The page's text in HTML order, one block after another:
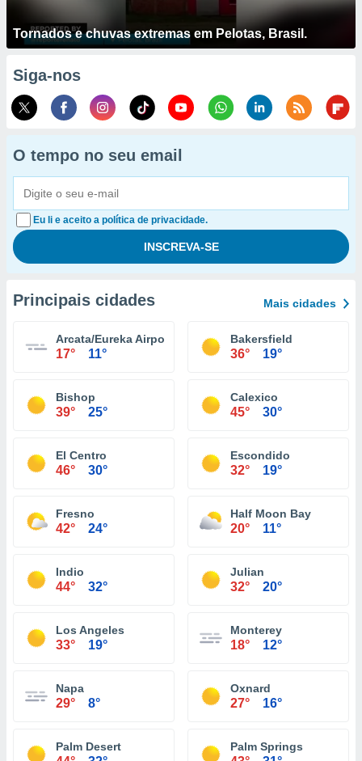
Tornados e chuvas extremas em Pelotas, Brasil.
Siga-nos
O tempo no seu email
Eu li e aceito a política de privacidade.
Principais cidades Mais cidades
Arcata/Eureka Airport
17° 11°
Bakersfield
36° 19°
Bishop
39° 25°
Calexico
45° 30°
El Centro
46° 30°
Escondido
32° 19°
Fresno
42° 24°
Half Moon Bay
20° 11°
Indio
44° 32°
Julian
32° 20°
Los Angeles
33° 19°
Monterey
18° 12°
Napa
29° 8°
Oxnard
27° 16°
Palm Desert Palm Springs